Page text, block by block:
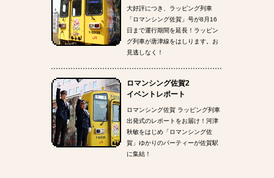
大好評につき、ラッピング列車
「ロマンシング佐賀」号が8月16
日まで運行期間を延長！ラッピン
グ列車が唐津線をはしります。お
見逃しなく！
ロマンシング佐賀2
イベントレポート
ロマンシング佐賀 ラッピング列車
出発式のレポートをお届け！河津
秋敏をはじめ「ロマンシング佐
賀」ゆかりのパーティーが佐賀駅
に集結！